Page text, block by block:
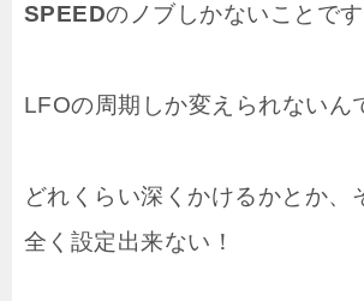
SPEEDのノブしかないことです
LFOの周期しか変えられないん
どれくらい深くかけるかとか、
全く設定出来ない！